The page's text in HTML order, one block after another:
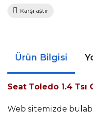
Karşılaştır
Ürün Bilgisi
Seat Toledo 1.4 Tsı
Web sitemizde